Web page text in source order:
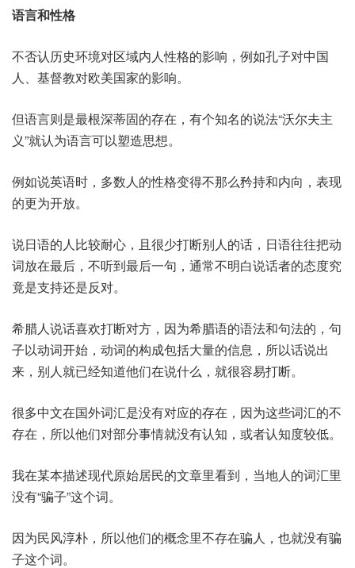
语言和性格
不否认历史环境对区域内人性格的影响，例如孔子对中国
人、基督教对欧美国家的影响。
但语言则是最根深蒂固的存在，有个知名的说法“沃尔夫主
义”就认为语言可以塑造思想。
例如说英语时，多数人的性格变得不那么矜持和内向，表现
的更为开放。
说日语的人比较耐心，且很少打断别人的话，日语往往把动
词放在最后，不听到最后一句，通常不明白说话者的态度究
竟是支持还是反对。
希腊人说话喜欢打断对方，因为希腊语的语法和句法的，句
子以动词开始，动词的构成包括大量的信息，所以话说出
来，别人就已经知道他们在说什么，就很容易打断。
很多中文在国外词汇是没有对应的存在，因为这些词汇的不
存在，所以他们对部分事情就没有认知，或者认知度较低。
我在某本描述现代原始居民的文章里看到，当地人的词汇里
没有“骗子”这个词。
因为民风淳朴，所以他们的概念里不存在骗人，也就没有骗
子这个词。